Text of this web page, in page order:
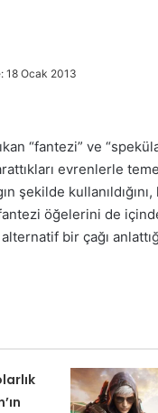
18 Ocak 2013
“fantezi” ve
evrenlerle
öğelerini de içinde
bir çağı